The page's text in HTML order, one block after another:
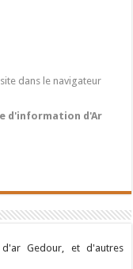
dans le navigateur
d'information d'Ar
Gedour, et d'autres